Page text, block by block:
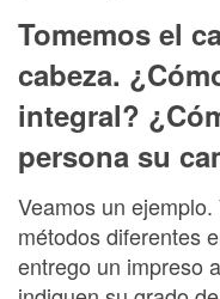
Tomemos el
cabeza.
integral?
persona su
Veamos un
métodos diferentes
entrego un impreso